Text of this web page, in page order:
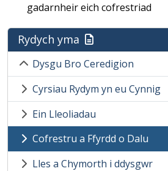
gadarnheir eich cofrestriad
Rydych yma
Dysgu Bro Ceredigion
Cyrsiau Rydym yn eu Cynnig
Ein Lleoliadau
Cofrestru a Ffyrdd o Dalu
Lles a Chymorth i ddysgwr